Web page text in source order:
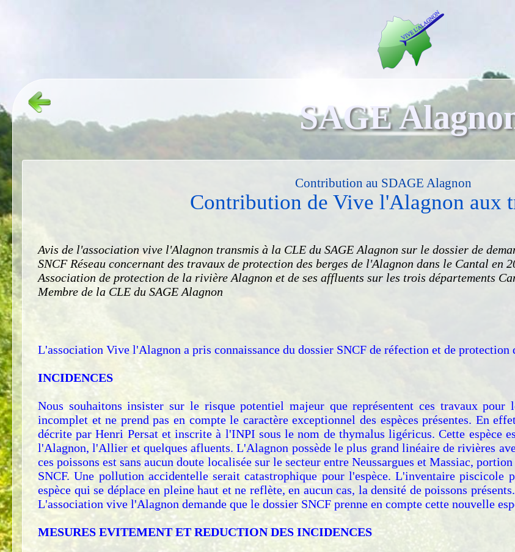
SAGE
Contribution au SDAGE Alagnon
Contribution de Vive l'Alagnon aux
Avis de l'association vive l'Alagnon transmis à la CLE du SAGE Alagnon sur le dossier de
SNCF Réseau concernant des travaux de protection des berges de l'Alagnon dans le Cantal en
Association de protection de la rivière Alagnon et de ses affluents sur les trois départements
Membre de la CLE du SAGE Alagnon
L'association Vive l'Alagnon a pris connaissance du dossier SNCF de réfection et de protection
INCIDENCES
Nous souhaitons insister sur le risque potentiel majeur que représentent ces travaux
incomplet et ne prend pas en compte le caractère exceptionnel des espèces présentes. En
décrite par Henri Persat et inscrite à l'INPI sous le nom de thymalus ligéricus. Cette espèce
l'Alagnon, l'Allier et quelques afluents. L'Alagnon possède le plus grand linéaire de rivières
ces poissons est sans aucun doute localisée sur le secteur entre Neussargues et Massiac,
SNCF. Une pollution accidentelle serait catastrophique pour l'espèce. L'inventaire piscicole
espèce qui se déplace en pleine haut et ne reflète, en aucun cas, la densité de poissons
L'association vive l'Alagnon demande que le dossier SNCF prenne en compte cette nouvelle
MESURES EVITEMENT ET REDUCTION DES INCIDENCES